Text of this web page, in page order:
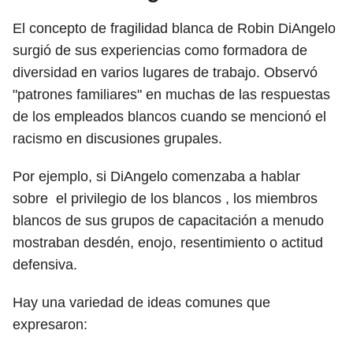
El concepto de fragilidad blanca de Robin DiAngelo
surgió de sus experiencias como formadora de
diversidad en varios lugares de trabajo. Observó
"patrones familiares" en muchas de las respuestas
de los empleados blancos cuando se mencionó el
racismo en discusiones grupales.
Por ejemplo, si DiAngelo comenzaba a hablar
sobre el privilegio de los blancos , los miembros
blancos de sus grupos de capacitación a menudo
mostraban desdén, enojo, resentimiento o actitud
defensiva.
Hay una variedad de ideas comunes que
expresaron: